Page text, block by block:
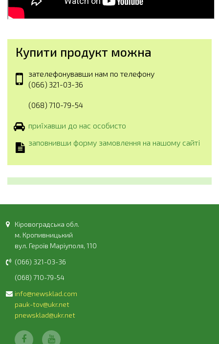
Купити продукт можна
зателефонувавши нам по телефону
(066) 321-03-36
(068) 710-79-54
приїхавши до нас особисто
заповнивши форму замовлення на нашому сайті
Кіровоградська обл.
м. Кропивницький
вул. Героїв Маріуполя, 110
(066) 321-03-36
(068) 710-79-54
info@newsklad.com
pauk-tov@ukr.net
pnewsklad@ukr.net